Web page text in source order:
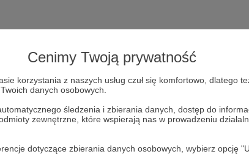
Cenimy Twoją prywatność
korzystania z naszych usług czuł się komfortowo, dlatego
danych osobowych.
śledzenia i zbierania danych, dostęp do
zewnętrzne, które wspierają nas w prowadzeniu
dotyczące zbierania danych osobowych, wybierz opcję
Dołącz do grona Patronów!